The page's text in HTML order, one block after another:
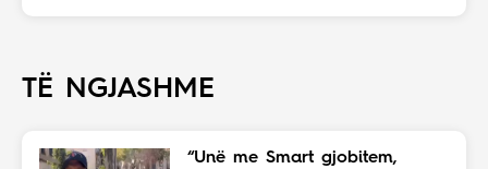
TË NGJASHME
“Unë me Smart gjobitem,